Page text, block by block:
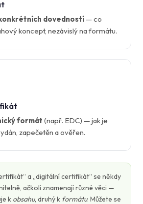
dovedností — co
koncept, nezávislý na formátu.
formát (např. EDC) — jak je
zapečetěn a ověřen.
a „digitální certifikát“ se někdy
ačkoli znamenají různé věci —
k obsahu, druhý k formátu. Můžete se